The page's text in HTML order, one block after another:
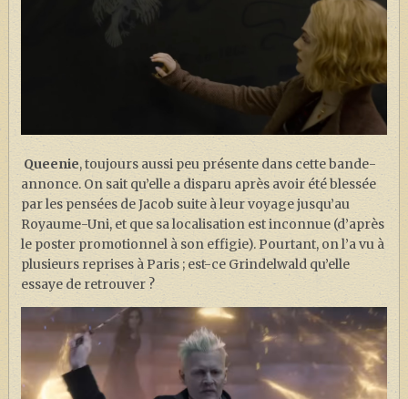
Queenie, toujours aussi peu présente dans cette bande-
annonce. On sait qu’elle a disparu après avoir été blessée
par les pensées de Jacob suite à leur voyage jusqu’au
Royaume-Uni, et que sa localisation est inconnue (d’après
le poster promotionnel à son effigie). Pourtant, on l’a vu à
plusieurs reprises à Paris ; est-ce Grindelwald qu’elle
essaye de retrouver ?